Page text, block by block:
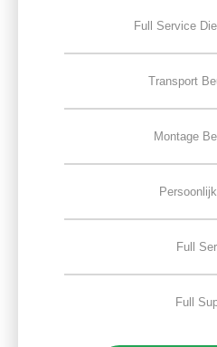
Full Service
Transport
Montage
Full
Full